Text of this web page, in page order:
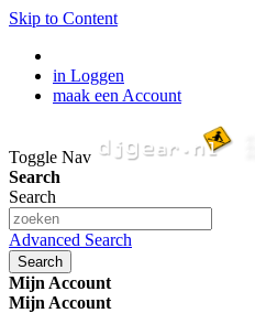
Skip to Content
in Loggen
maak een Account
Toggle Nav
Search
Search
Advanced Search
Search
Mijn Account
Mijn Account